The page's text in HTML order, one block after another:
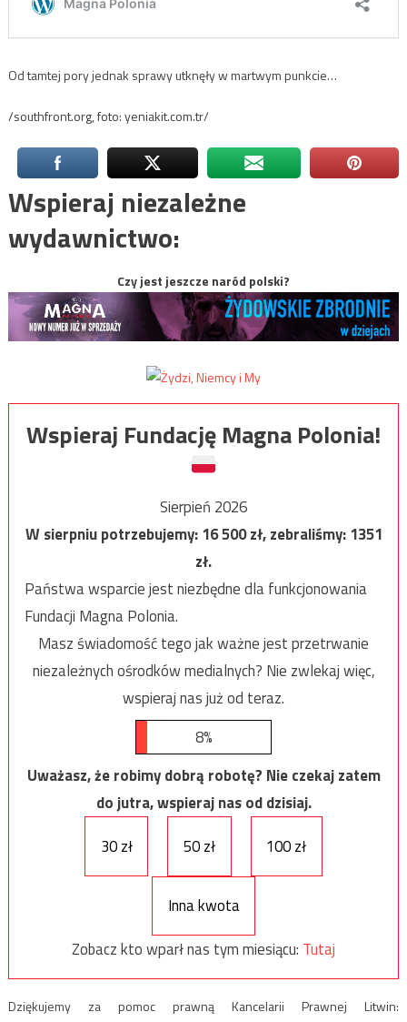
Od tamtej pory jednak sprawy utknęły w martwym punkcie…
/southfront.org, foto: yeniakit.com.tr/
Wspieraj niezależne
wydawnictwo:
Czy jest jeszcze naród polski?
Wspieraj Fundację Magna Polonia!
Sierpień 2026
W sierpniu potrzebujemy:16 500zł, zebraliśmy:1351
zł.
Państwa wsparcie jest niezbędne dla funkcjonowania
Fundacji Magna Polonia.
Masz świadomość tego jak ważne jest przetrwanie
niezależnych ośrodków medialnych? Nie zwlekaj więc,
wspieraj nas już od teraz.
8%
Uważasz, że robimy dobrą robotę? Nie czekaj zatem
do jutra, wspieraj nas od dzisiaj.
30 zł
50 zł 100 zł
Inna kwota
Zobacz kto wparł nas tym miesiącu: Tutaj
Dziękujemy za pomoc prawną Kancelarii Prawnej Litwin: